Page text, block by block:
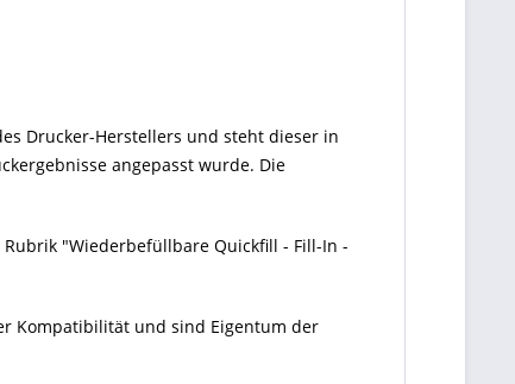
Drucker-Herstellers und steht dieser in
angepasst wurde. Die
"Wiederbefüllbare Quickfill - Fill-In -
Kompatibilität und sind Eigentum der